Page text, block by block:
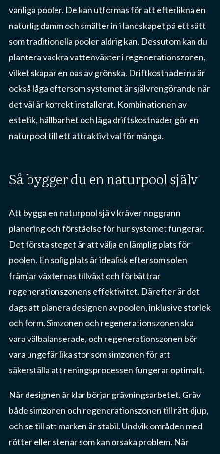
vanliga pooler. De kan utformas för att efterlikna en
naturlig damm och smälter in i landskapet på ett sätt
som traditionella pooler aldrig kan. Dessutom kan du
plantera vackra vattenväxter i regenerationszonen,
vilket skapar en oas av grönska. Driftkostnaderna är
också låga eftersom systemet är självrengörande när
det väl är korrekt installerat. Kombinationen av
estetik, hållbarhet och låga driftskostnader gör en
naturpool till ett attraktivt val för många.
så bygger du en naturpool själv
Att bygga en naturpool själv kräver noggrann
planering och förståelse för hur systemet fungerar.
Det första steget är att välja en lämplig plats för
poolen. En solig plats är idealisk eftersom solen
främjar växternas tillväxt och förbättrar
regenerationszonens effektivitet. Därefter är det
dags att planera designen av poolen, inklusive storlek
och form. Simzonen och regenerationszonen ska
vara välbalanserade, och regenerationszonen bör
vara ungefär lika stor som simzonen för att
säkerställa att reningsprocessen fungerar optimalt.
När designen är klar börjar grävningsarbetet. Gräv
både simzonen och regenerationszonen till rätt djup,
och se till att marken är stabil. Undvik områden med
rötter eller stenar som kan orsaka problem. När